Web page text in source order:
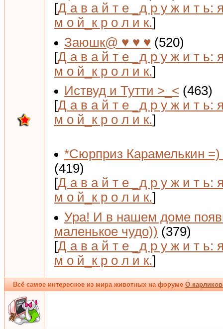
[Д а в а й т е _д р у ж и т ь:
м о й_к р о л и к.]
Заюшк@ ♥ ♥ ♥ (520)
[Д а в а й т е _д р у ж и т ь:
м о й_к р о л и к.]
Иствуд и Тутти >_< (463)
[Д а в а й т е _д р у ж и т ь:
м о й_к р о л и к.]
*Сюрприз Карамелькин =)
(419)
[Д а в а й т е _д р у ж и т ь:
м о й_к р о л и к.]
Ура! И в нашем доме
маленькое чудо)) (379)
[Д а в а й т е _д р у ж и т ь:
м о й_к р о л и к.]
Всё самое интересное из мира животных на форумеО